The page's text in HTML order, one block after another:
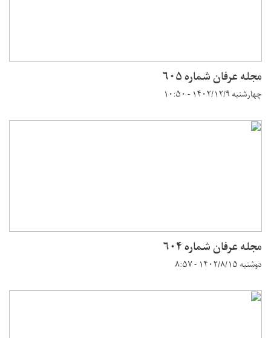
مجله عرفان شماره ۶۰۵
چهارشنبه ۱۴۰۲/۱۲/۹ - ۱۰:۵۰
مجله عرفان شماره ۶۰۴
دوشنبه ۱۴۰۲/۸/۱۵ - ۸:۵۷